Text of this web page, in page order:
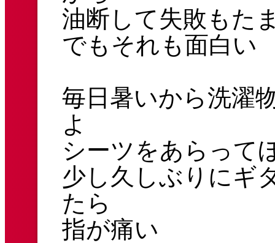
油断して失敗もた
でもそれも面白い
毎日暑いから洗濯
よ
シーツをあらって
少し久しぶりにギ
たら
指が痛い